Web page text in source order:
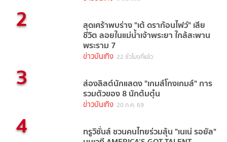
2 สุดเศร้าพบร่าง "เต้ ดราก้อนไฟว์" เสีย
ชีวิต ลอยในแม่น้ำเจ้าพระยา ใกล้สะพาน
พระราม 7
ข่าวบันเทิง 22 ชั่วโมงที่แล้ว
3 ส่องลิสต์นักแสดง "เกมส์โกงเกมส์" การ
รวมตัวของ 8 นักต้มตุ๋น
ข่าวบันเทิง 20 ก.ค. 69
4 ทรูวิชั่นส์ ชวนคนไทยร่วมลุ้น "เนเน่ รอยัล"